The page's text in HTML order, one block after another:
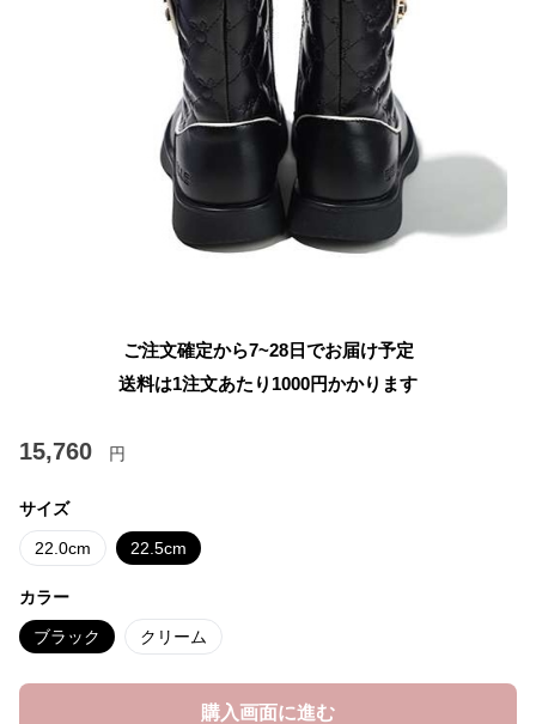
ご注文確定から7~28日でお届け予定
送料は1注文あたり 1000円かかります
15,760 円
サイズ
22.0cm 22.5cm
カラー
ブラック クリーム
購入画面に進む